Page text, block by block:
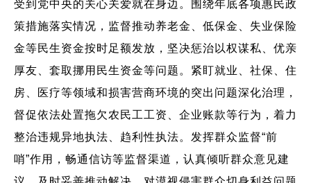
受到党中央的关心关爱就在身边。围绕年底各项惠民政
策措施落实情况，监督推动养老金、低保金、失业保险
金等民生资金按时足额发放，坚决惩治以权谋私、优亲
厚友、套取挪用民生资金等问题。紧盯就业、社保、住
房、医疗等领域和损害营商环境的突出问题深化治理，
督促依法处置拖欠农民工工资、企业账款等行为，着力
整治违规异地执法、趋利性执法。发挥群众监督“前
哨”作用，畅通信访等监督渠道，认真倾听群众意见建